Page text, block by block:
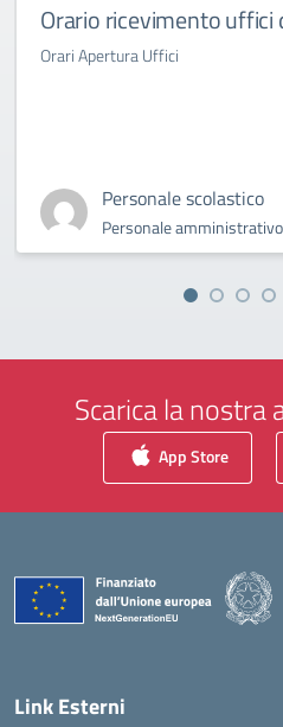
Orario ricevimento
Orari Apertura Uffici
Personale scolastico
Personale amministrativo
Scarica la nostra
App Store
Link Esterni